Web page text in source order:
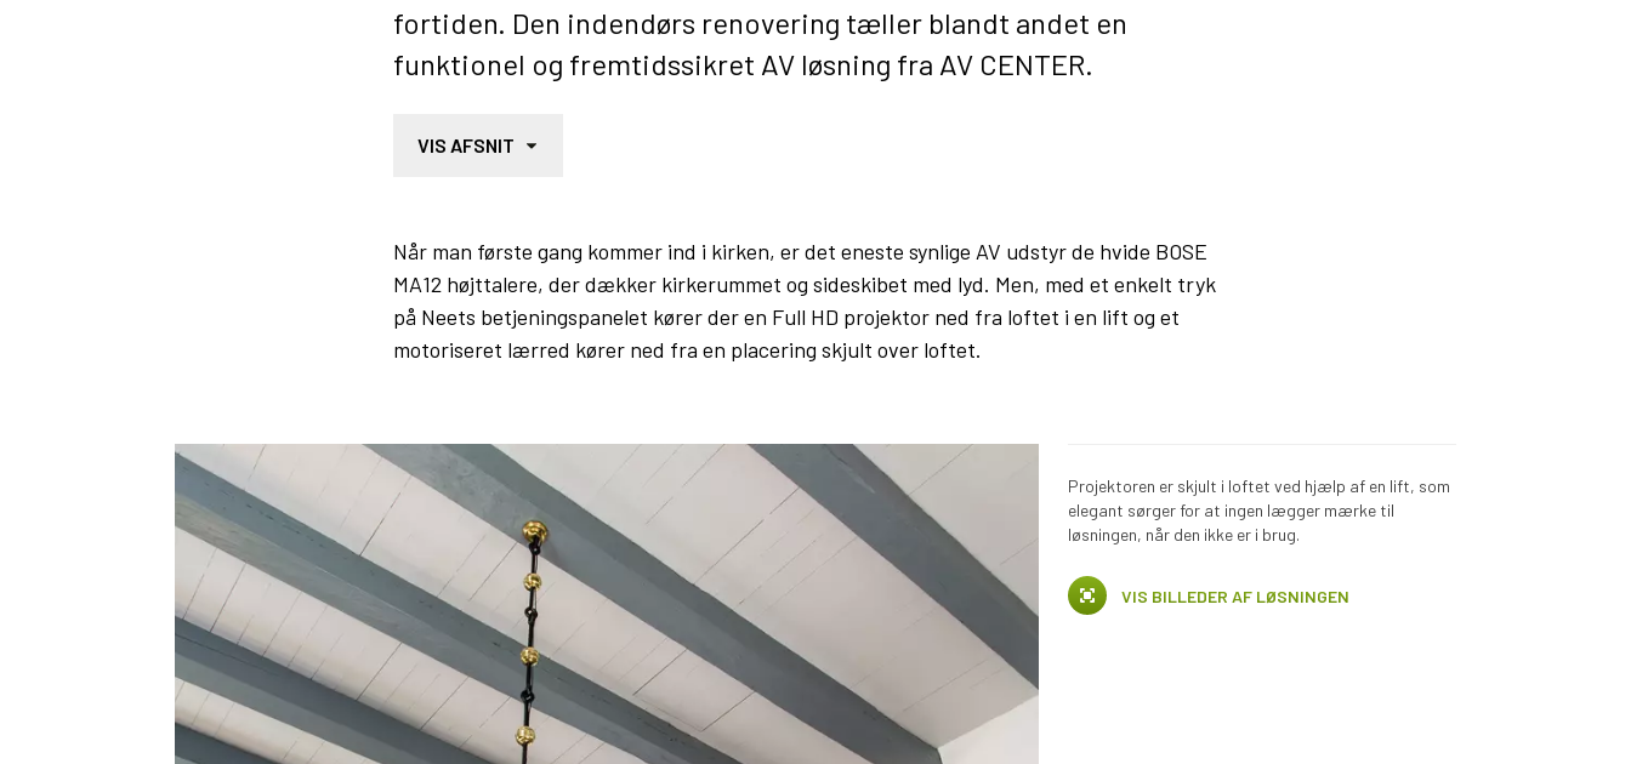
fortiden. Den indendørs renovering tæller blandt andet en
funktionel og fremtidssikret AV løsning fra AV CENTER.
VIS AFSNIT
Når man første gang kommer ind i kirken, er det eneste synlige AV udstyr de hvide BOSE
MA12 højttalere, der dækker kirkerummet og sideskibet med lyd. Men, med et enkelt tryk
på Neets betjeningspanelet kører der en Full HD projektor ned fra loftet i en lift og et
motoriseret lærred kører ned fra en placering skjult over loftet.
Projektoren er skjult i loftet ved hjælp af en lift, som
elegant sørger for at ingen lægger mærke til
løsningen, når den ikke er i brug.
VIS BILLEDER AF LØSNINGEN